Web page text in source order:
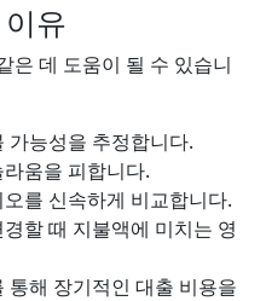
유
은 데 도움이 될 수 있습니
가능성을 추정합니다.
움을 피합니다.
를 신속하게 비교합니다.
할 때 지불액에 미치는 영
통해 장기적인 대출 비용을